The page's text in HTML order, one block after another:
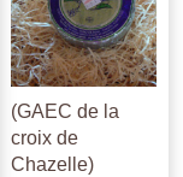
(GAEC de la
croix de
Chazelle)